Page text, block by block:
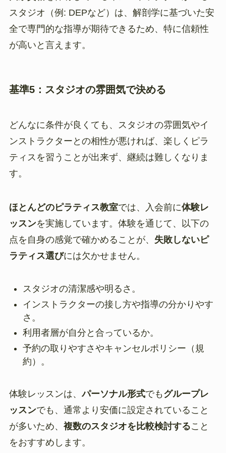
スタジオ（例: DEPなど）は、解剖学に基づいた安
全で専門的な指導が期待できるため、特に信頼性
が高いと言えます。
基準5：スタジオの雰囲気で決める
どんなに条件が良くても、スタジオの雰囲気やイ
ンストラクターとの相性が悪ければ、楽しくピラ
ティスを習うことが出来ず、継続は難しくなりま
す。
ほとんどのピラティス教室では、入会前に体験レ
ッスンを実施しています。体験を通じて、以下の
点を自身の感覚で確かめることが、 失敗しないピ
ラティス選びには欠かせません。
スタジオの清潔感や明るさ。
インストラクターの接し方や指導の分かりやす
さ。
利用者層が自分と合っているか。
予約の取りやすさやキャンセルポリシー（規
約）。
体験レッスンは、パーソナル形式でも グループレ
ッスンでも、通常より安価に設定されていること
が多いため、 複数のスタジオを比較検討すること
をおすすめします。